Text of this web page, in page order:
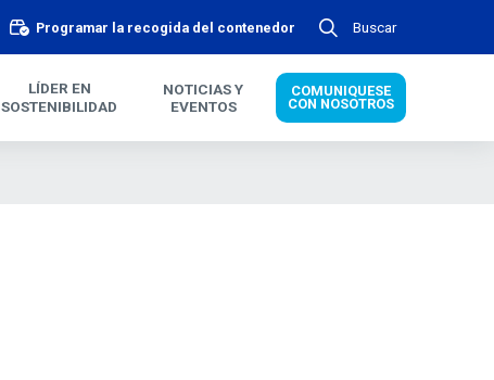
Programar la recogida del contenedor Buscar
LÍDER EN
SOSTENIBILIDAD
NOTICIAS Y
EVENTOS
COMUNIQUESE
CON NOSOTROS